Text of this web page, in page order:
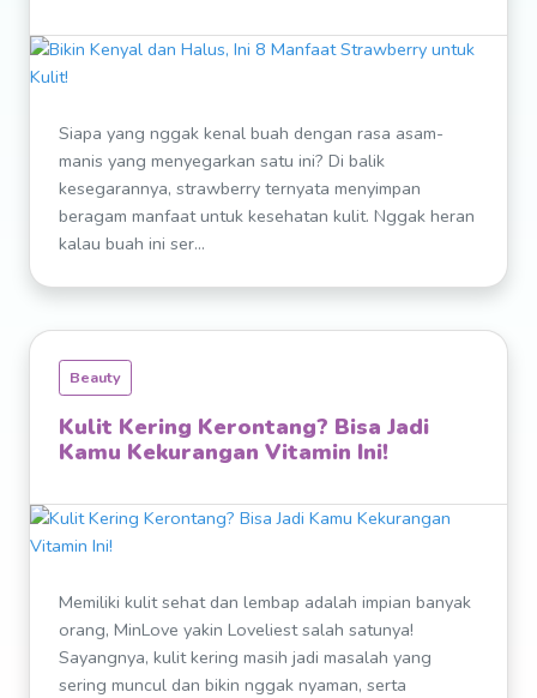
Siapa yang nggak kenal buah dengan rasa asam-
manis yang menyegarkan satu ini? Di balik
kesegarannya, strawberry ternyata menyimpan
beragam manfaat untuk kesehatan kulit. Nggak heran
kalau buah ini ser...
Beauty
Kulit Kering Kerontang? Bisa Jadi
Kamu Kekurangan Vitamin Ini!
Memiliki kulit sehat dan lembap adalah impian banyak
orang, MinLove yakin Loveliest salah satunya!
Sayangnya, kulit kering masih jadi masalah yang
sering muncul dan bikin nggak nyaman, serta